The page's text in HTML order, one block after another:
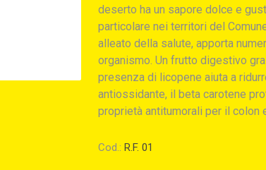
deserto ha un sapore dolce e
particolare nei territori del
alleato della salute, apporta
organismo. Un frutto digestivo
presenza di licopene aiuta a
antiossidante, il beta carotene
proprietà antitumorali per il colon
Cod.: R.F. 01